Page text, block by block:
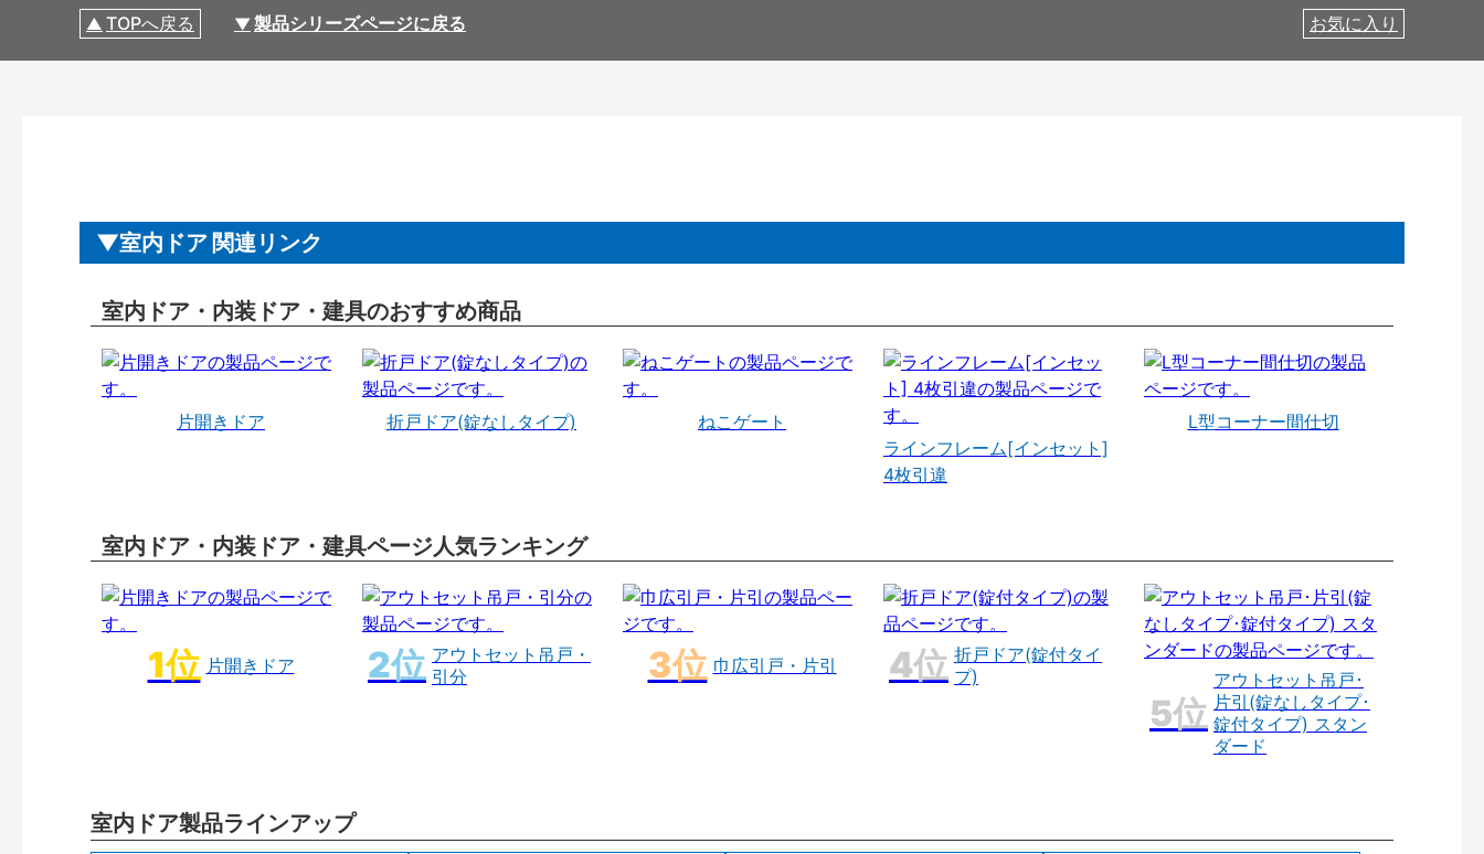
TOPへ戻る 製品シリーズページに戻る お気に入り
室内ドア 関連リンク
室内ドア・内装ドア・建具のおすすめ商品
片開きドア 折戸ドア(錠なしタイプ)
ねこゲート
ラインフレーム[インセット]
4枚引違
L型コーナー間仕切
室内ドア・内装ドア・建具ページ人気ランキング
片開きドア
アウトセット吊戸・
引分
巾広引戸・片引
折戸ドア(錠付タイ
プ)
アウトセット吊戸･
片引(錠なしタイプ･
錠付タイプ) スタン
ダード
室内ドア製品ラインアップ